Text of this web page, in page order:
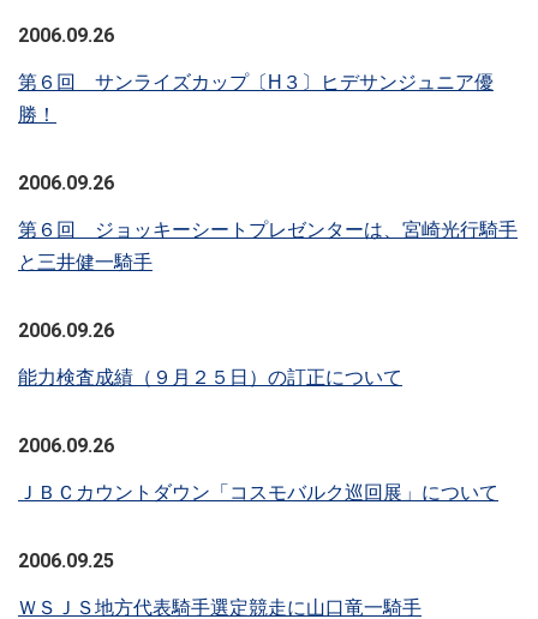
2006.09.26
第６回 サンライズカップ〔H３〕ヒデサンジュニア優
勝！
2006.09.26
第６回 ジョッキーシートプレゼンターは、宮崎光行騎手
と三井健一騎手
2006.09.26
能力検査成績（９月２５日）の訂正について
2006.09.26
ＪＢＣカウントダウン「コスモバルク巡回展」について
2006.09.25
ＷＳＪＳ地方代表騎手選定競走に山口竜一騎手